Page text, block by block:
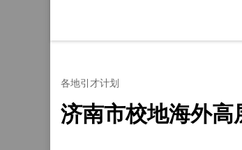
各地引才计划
济南市校地海外